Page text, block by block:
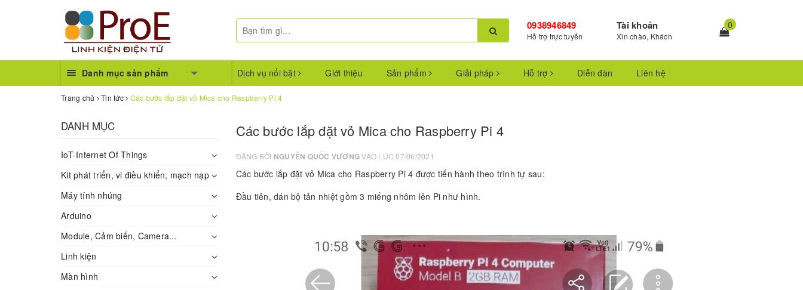
0938946849
Hỗ trợ trực tuyến
Tài khoản
Xin chào, Khách
0
Danh mục sản phẩm Dịch vụ nổi bật Giới thiệu Sản phẩm Giải pháp Hỗ trợ Diễn đàn Liên hệ
Trang chủ Tin tức Các bước lắp đặt vỏ Mica cho Raspberry Pi 4
Các bước lắp đặt vỏ Mica cho Raspberry Pi 4
ĐĂNG BỞI NGUYỄN QUỐC VƯƠNGVÀO LÚC 07/06/2021
Các bước lắp đặt vỏ Mica cho Raspberry Pi 4 được tiến hành theo trình tự sau:
Đầu tiên, dán bộ tản nhiệt gồm 3 miếng nhôm lên Pi như hình.
DANH MỤC
IoT-Internet Of Things
Kit phát triển, vi điều khiển, mạch nạp
Máy tính nhúng
Arduino
Module, Cảm biến, Camera...
Linh kiện
Màn hình